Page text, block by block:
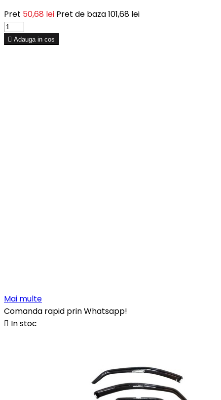
Pret 50,68 lei Pret de baza101,68 lei
 Adauga in cos
Mai multe
Comanda rapid prin Whatsapp!
 In stoc